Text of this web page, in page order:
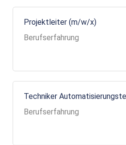
Projektleiter (m/w/x)
Berufserfahrung
Techniker
Berufserfahrung